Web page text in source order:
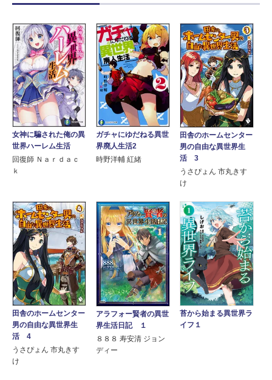
女神に騙された俺の異
世界ハーレム生活
回復師 Ｎａｒｄａｃ
ｋ
ガチャにゆだねる異世
界廃人生活2
時野洋輔 紅緒
田舎のホームセンター
男の自由な異世界生
活 3
うさぴょん 市丸きす
け
田舎のホームセンター
男の自由な異世界生
活 4
うさぴょん 市丸きす
け
アラフォー賢者の異世
界生活日記 １
８８８ 寿安清 ジョン
ディー
苔から始まる異世界ラ
イフ１